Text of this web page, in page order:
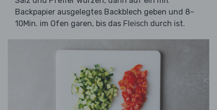
Backpapier ausgelegtes Backblech geben und 8–
10Min. im Ofen garen, bis das Fleisch durch ist.